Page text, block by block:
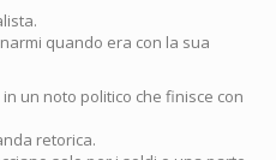
quando era con la sua
un noto politico che finisce con
retorica.